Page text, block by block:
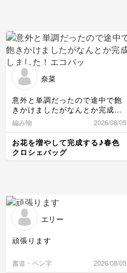
物撮り・テーブルフォト
ポートレート
奈菜
意外と単調だったので途中で飽
きかけましたがなんとか完成し
ました！
エコバッグにしてはちょっと重
さがあるので、普通におでかけ
バックにします^ ^
見本通りできて嬉しいです！！
編み物 2026/08/05
お花を増やして完成する♪春色
クロシェバッグ
エリー
頑張ります
書道・ペン字 2026/08/05